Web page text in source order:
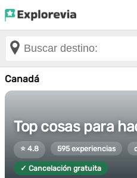
Canadá
Top cosas para
⭐ 4.8 595 experiencias
✓ Cancelación gratuita